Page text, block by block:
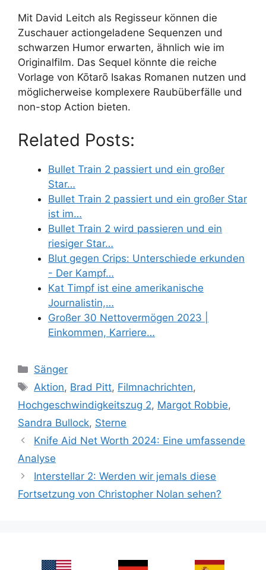
Mit David Leitch als Regisseur können die
Zuschauer actiongeladene Sequenzen und
schwarzen Humor erwarten, ähnlich wie im
Originalfilm. Das Sequel könnte die reiche
Vorlage von Kōtarō Isakas Romanen nutzen und
möglicherweise komplexere Raubüberfälle und
non-stop Action bieten.
Related Posts:
Bullet Train 2 passiert und ein großer
Star…
Bullet Train 2 passiert und ein großer Star
ist im…
Bullet Train 2 wird passieren und ein
riesiger Star…
Blut gegen Crips: Unterschiede erkunden
- Der Kampf…
Kat Timpf ist eine amerikanische
Journalistin,…
Großer 30 Nettovermögen 2023 |
Einkommen, Karriere…
Categories
Sänger
Tags
Aktion, Brad Pitt, Filmnachrichten,
Hochgeschwindigkeitszug 2, Margot Robbie,
Sandra Bullock, Sterne
Knife Aid Net Worth 2024: Eine umfassende
Analyse
Interstellar 2: Werden wir jemals diese
Fortsetzung von Christopher Nolan sehen?